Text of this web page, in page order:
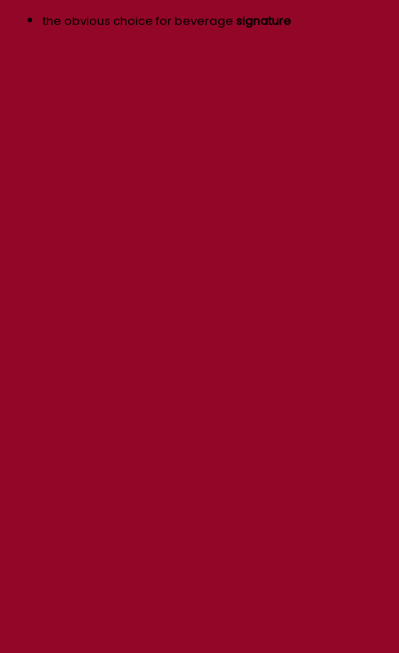
the obvious choice for beverage signature